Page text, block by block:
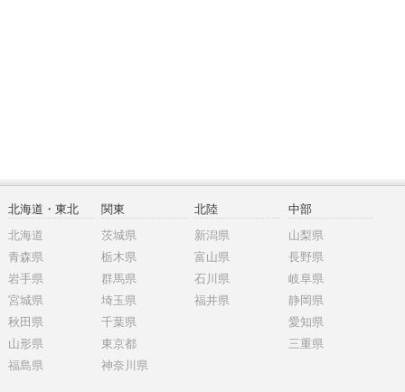
北海道・東北
北海道
青森県
岩手県
宮城県
秋田県
山形県
福島県
関東
茨城県
栃木県
群馬県
埼玉県
千葉県
東京都
神奈川県
北陸
新潟県
富山県
石川県
福井県
中部
山梨県
長野県
岐阜県
静岡県
愛知県
三重県